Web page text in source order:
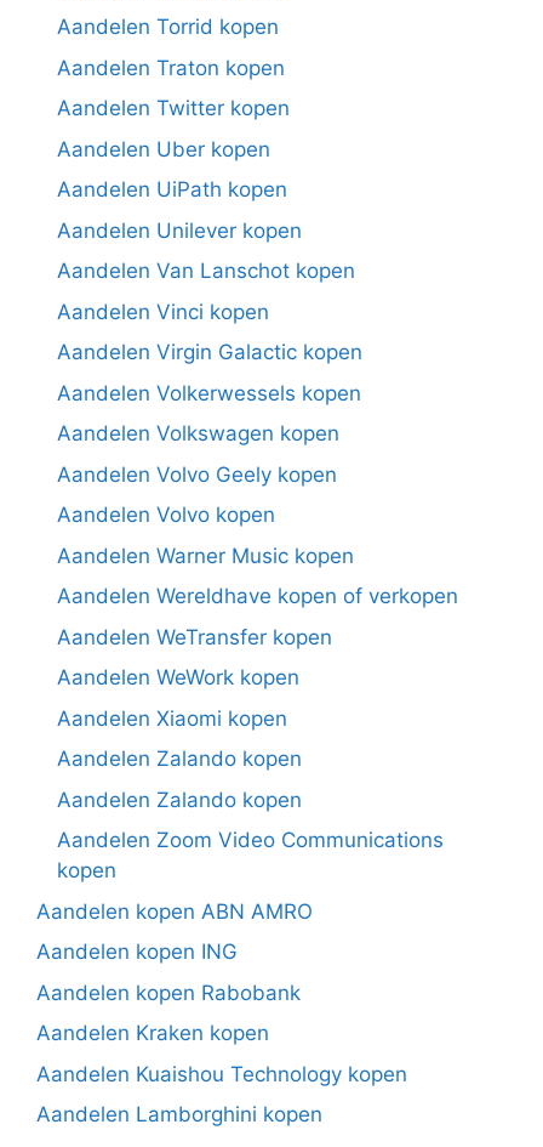
Aandelen Torrid kopen
Aandelen Traton kopen
Aandelen Twitter kopen
Aandelen Uber kopen
Aandelen UiPath kopen
Aandelen Unilever kopen
Aandelen Van Lanschot kopen
Aandelen Vinci kopen
Aandelen Virgin Galactic kopen
Aandelen Volkerwessels kopen
Aandelen Volkswagen kopen
Aandelen Volvo Geely kopen
Aandelen Volvo kopen
Aandelen Warner Music kopen
Aandelen Wereldhave kopen of verkopen
Aandelen WeTransfer kopen
Aandelen WeWork kopen
Aandelen Xiaomi kopen
Aandelen Zalando kopen
Aandelen Zalando kopen
Aandelen Zoom Video Communications
kopen
Aandelen kopen ABN AMRO
Aandelen kopen ING
Aandelen kopen Rabobank
Aandelen Kraken kopen
Aandelen Kuaishou Technology kopen
Aandelen Lamborghini kopen